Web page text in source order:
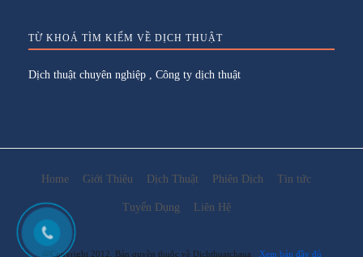
TỪ KHOÁ TÌM KIẾM VỀ DỊCH THUẬT
Dịch thuật chuyên nghiệp Công ty dịch thuật
Home Giới Thiệu Dịch Thuật Phiên Dịch Tin tức
Tuyển Dụng Liên Hệ
@Copyright 2012. Bản quyền thuộc về Dichthuatchaua Xem bản đầy đủ